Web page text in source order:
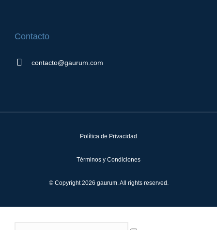
Contacto
contacto@gaurum.com
© Copyright 2026 gaurum. All rights reserved.
Política de Privacidad
Términos y Condiciones